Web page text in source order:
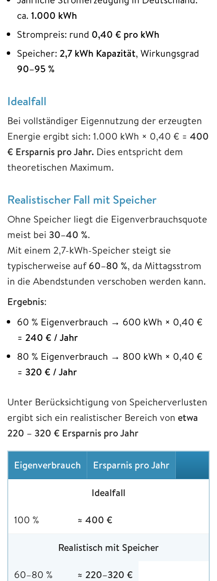
ca. 1.000 kWh
Strompreis: rund 0,40 € pro kWh
Speicher: 2,7 kWh Kapazität, Wirkungsgrad
90–95 %
Idealfall
Bei vollständiger Eigennutzung der erzeugten
Energie ergibt sich: 1.000 kWh × 0,40 € = 400
€ Ersparnis pro Jahr. Dies entspricht dem
theoretischen Maximum.
Realistischer Fall mit Speicher
Ohne Speicher liegt die Eigenverbrauchsquote
meist bei 30–40 %.
Mit einem 2,7-kWh-Speicher steigt sie
typischerweise auf60–80 %, da Mittagsstrom
in die Abendstunden verschoben werden kann.
Ergebnis:
60 % Eigenverbrauch → 600 kWh × 0,40 €
= 240 € / Jahr
80 % Eigenverbrauch → 800 kWh × 0,40 €
= 320 € / Jahr
Unter Berücksichtigung von Speicherverlusten
ergibt sich ein realistischer Bereich von etwa
220 – 320 € Ersparnis pro Jahr
Eigenverbrauch Ersparnis pro Jahr
Idealfall
100 % ≈ 400 €
Realistisch mit Speicher
60–80 % ≈ 220–320 €